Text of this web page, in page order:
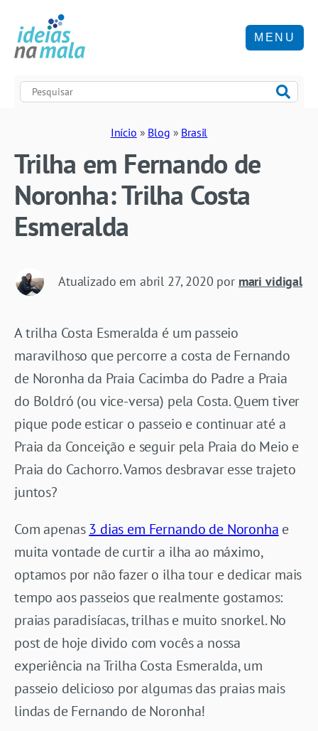
MENU
Início » Blog » Brasil
Trilha em Fernando de
Noronha: Trilha Costa
Esmeralda
Atualizado em abril 27, 2020 por mari vidigal
A trilha Costa Esmeralda é um passeio
maravilhoso que percorre a costa de Fernando
de Noronha da Praia Cacimba do Padre a Praia
do Boldró (ou vice-versa) pela Costa. Quem tiver
pique pode esticar o passeio e continuar até a
Praia da Conceição e seguir pela Praia do Meio e
Praia do Cachorro. Vamos desbravar esse trajeto
juntos?
Com apenas3 dias em Fernando de Noronha e
muita vontade de curtir a ilha ao máximo,
optamos por não fazer o ilha tour e dedicar mais
tempo aos passeios que realmente gostamos:
praias paradisíacas, trilhas e muito snorkel. No
post de hoje divido com vocês a nossa
experiência na Trilha Costa Esmeralda, um
passeio delicioso por algumas das praias mais
lindas de Fernando de Noronha!